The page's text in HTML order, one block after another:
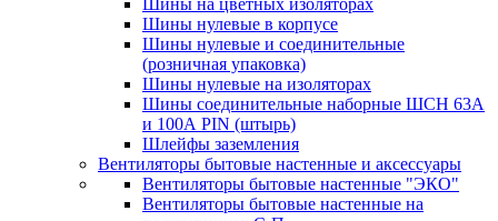
Шины на цветных изоляторах
Шины нулевые в корпусе
Шины нулевые и соединительные
(розничная упаковка)
Шины нулевые на изоляторах
Шины соединительные наборные ШСН 63A
и 100А PIN (штырь)
Шлейфы заземления
Вентиляторы бытовые настенные и аксессуары
Вентиляторы бытовые настенные "ЭКО"
Вентиляторы бытовые настенные на